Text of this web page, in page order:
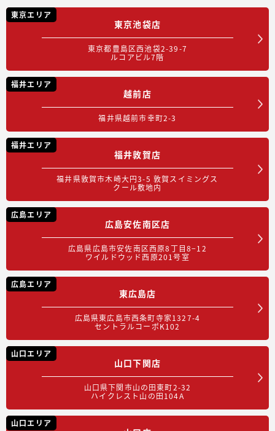
東京エリア
東京池袋店
東京都豊島区西池袋2-39-7
ルコアビル7階
福井エリア
越前店
福井県越前市幸町2-3
福井エリア
福井敦賀店
福井県敦賀市木崎大円3-5 敦賀スイミングス
クール敷地内
広島エリア
広島安佐南区店
広島県広島市安佐南区西原8丁目8−12
ワイルドウッド西原201号室
広島エリア
東広島店
広島県東広島市西条町寺家1327-4
セントラルコーポK102
山口エリア
山口下関店
山口県下関市山の田東町2-32
ハイクレスト山の田104A
山口エリア